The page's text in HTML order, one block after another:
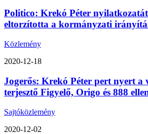
Politico: Krekó Péter nyilatkozatát
eltorzította a kormányzati
Közlemény
2020-12-18
Jogerős: Krekó Péter pert nyert a
terjesztő Figyelő, Origo és 888
Sajtóközlemény
2020-12-02